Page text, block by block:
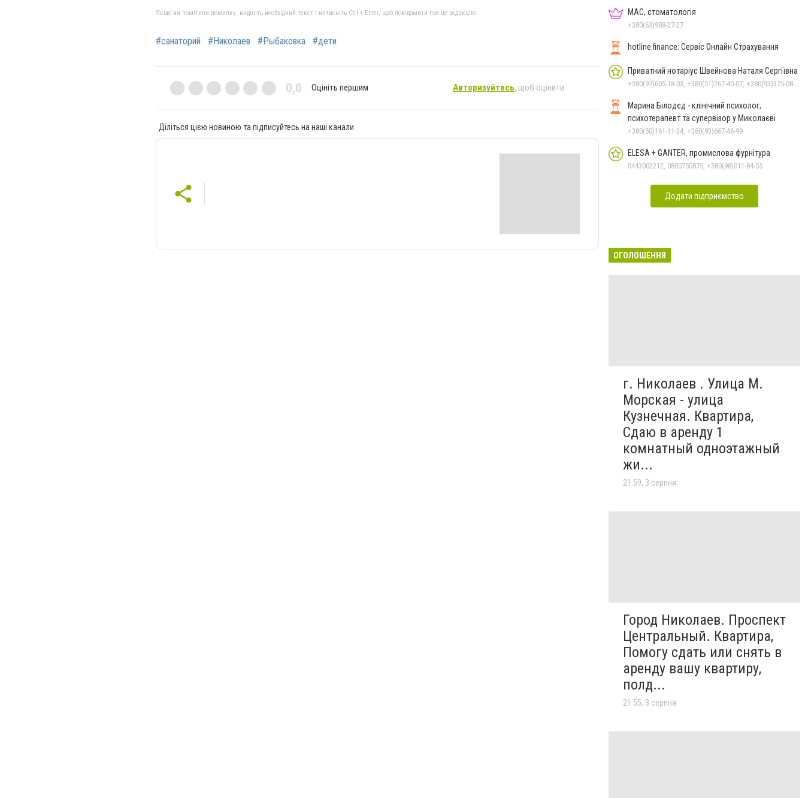
Якщо ви помітили помилку, виділіть необхідний текст і натисніть Ctrl + Enter, щоб повідомити про це редакцію
#санаторий #Николаев #Рыбаковка #дети
0,0 Оцініть першим Авторизуйтесь, щоб оцінити
Діліться цією новиною та підписуйтесь на наші канали
МАС, стоматологія
+380(63)988-27-27
hotline.finance: Сервіс Онлайн Страхування
Приватний нотаріус Швейнова Наталя Сергіївна
Марина Білодєд - клінічний психолог,
психотерапевт та супервізор у Миколаєві
+380(50)161-11-34, +380(93)667-46-99
ELESA + GANTER, промислова фурнітура
0443002212, 0800750875, +380(98)011-84-55
Додати підприємство
ОГОЛОШЕННЯ
г. Николаев . Улица М.
Морская - улица
Кузнечная. Квартира,
Сдаю в аренду 1
комнатный одноэтажный
жи...
21:59, 3 серпня
Город Николаев. Проспект
Центральный. Квартира,
Помогу сдать или снять в
аренду вашу квартиру,
полд...
21:55, 3 серпня